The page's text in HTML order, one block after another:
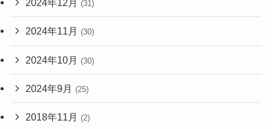
2024年12月 (31)
2024年11月 (30)
2024年10月 (30)
2024年9月 (25)
2018年11月 (2)